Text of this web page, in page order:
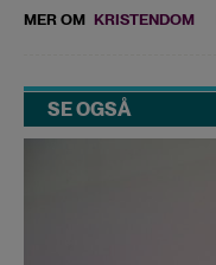
MER OM KRISTENDOM
SE OGSÅ